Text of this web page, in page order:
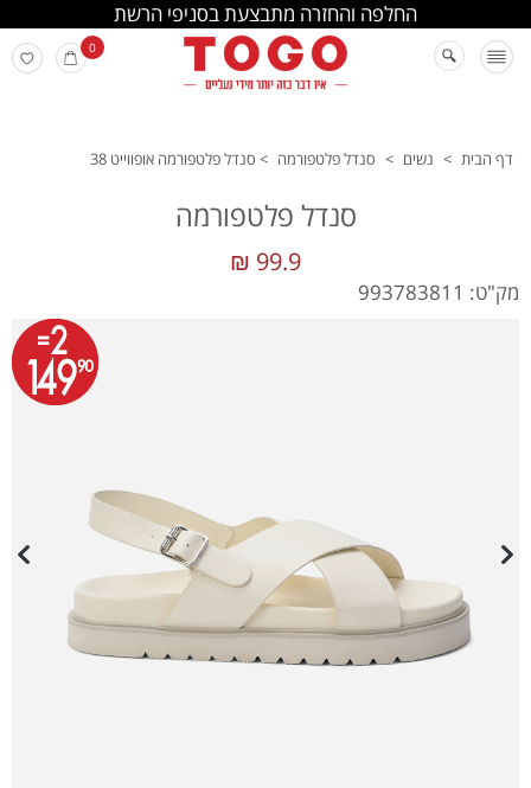
החלפה והחזרה מתבצעת בסניפי הרשת
0
דף הבית > נשים > סנדל פלטפורמה > סנדל פלטפורמה אופווייט 38
סנדל פלטפורמה
99.9 ₪
מק"ט: 993783811